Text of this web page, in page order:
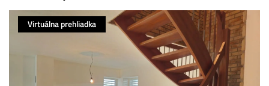
Virtuálna prehliadka